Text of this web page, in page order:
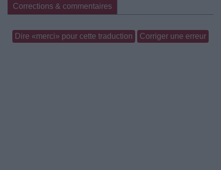
Corrections & commentaires
Dire «merci» pour cette traduction Corriger une erreur